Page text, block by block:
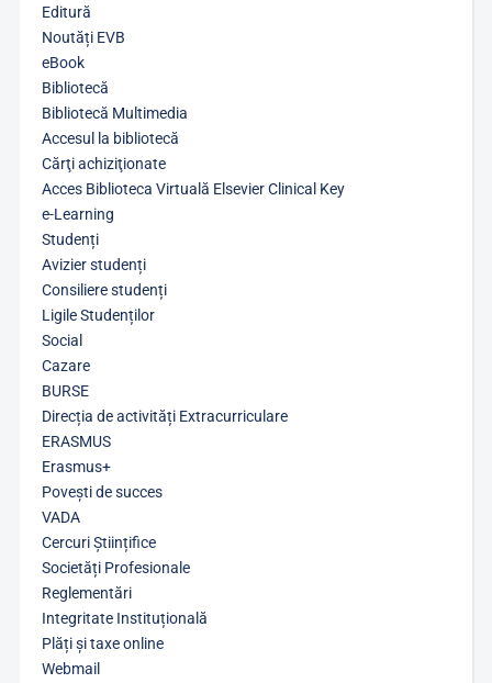
Editură
Noutăți EVB
eBook
Bibliotecă
Bibliotecă Multimedia
Accesul la bibliotecă
Cărţi achiziţionate
Acces Biblioteca Virtuală Elsevier Clinical Key
e-Learning
Studenți
Avizier studenți
Consiliere studenți
Ligile Studenților
Social
Cazare
BURSE
Direcția de activități Extracurriculare
ERASMUS
Erasmus+
Povești de succes
VADA
Cercuri Științifice
Societăți Profesionale
Reglementări
Integritate Instituțională
Plăți și taxe online
Webmail